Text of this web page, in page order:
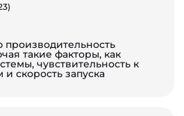
такие факторы, как
чувствительность к
скорость запуска